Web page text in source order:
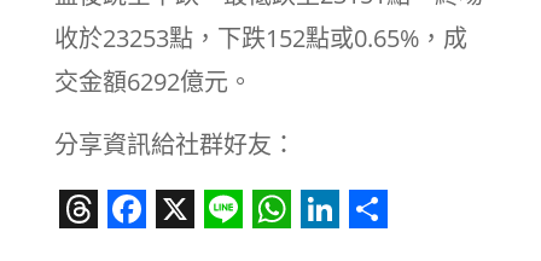
收於23253點，下跌152點或0.65%，成
交金額6292億元。
分享資訊給社群好友：